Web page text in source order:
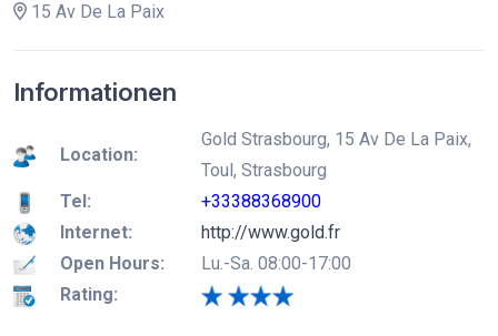
15 Av De La Paix
Informationen
Location:
Gold Strasbourg, 15 Av De La Paix,
Toul, Strasbourg
Tel:
+33388368900
Internet:
http://www.gold.fr
Open Hours:
Lu.-Sa. 08:00-17:00
Rating: